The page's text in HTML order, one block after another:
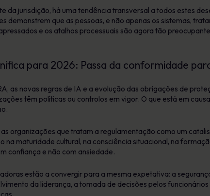
da jurisdição, há uma tendência transversal a todos estes
demonstrem que as pessoas, e não apenas os sistemas,
e os atalhos processuais são agora tão
para 2026: Passa da conformidade
as novas regras de IA e a evolução das obrigações de
têm políticas ou controlos em vigor. O que está em
organizações que tratam a regulamentação como um
na maturidade cultural, na consciência situacional, na
confiança e não com ansiedade.
estão a convergir para a mesma expetativa: a
da liderança, a tomada de decisões pelos